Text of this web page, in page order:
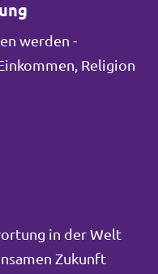
werden -
Religion
in der Welt
Zukunft